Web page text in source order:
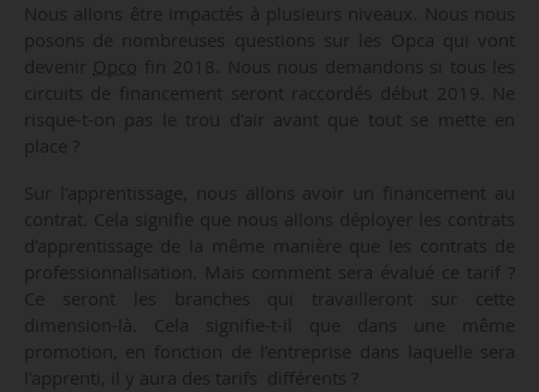
Nous allons être impactés à plusieurs niveaux. Nous nous
posons de nombreuses questions sur les Opca qui vont
devenir Opco fin 2018. Nous nous demandons si tous les
circuits de financement seront raccordés début 2019. Ne
risque-t-on pas le trou d’air avant que tout se mette en
place ?
Sur l’apprentissage, nous allons avoir un financement au
contrat. Cela signifie que nous allons déployer les contrats
d’apprentissage de la même manière que les contrats de
professionnalisation. Mais comment sera évalué ce tarif ?
Ce seront les branches qui travailleront sur cette
dimension-là. Cela signifie-t-il que dans une même
promotion, en fonction de l’entreprise dans laquelle sera
l’apprenti, il y aura des tarifs différents ?